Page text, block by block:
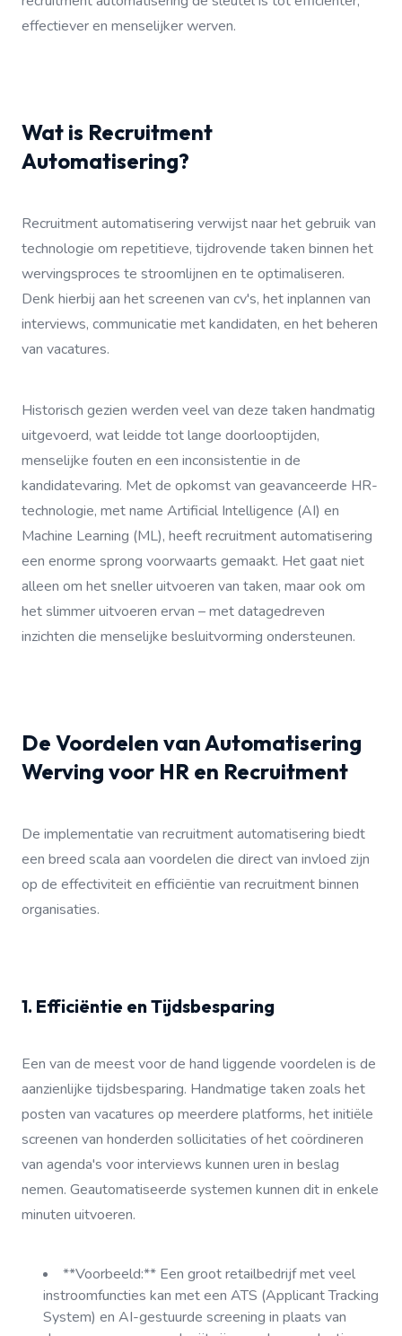
effectiever en menselijker werven.
Wat is Recruitment
Automatisering?
Recruitment automatisering verwijst naar het gebruik van
technologie om repetitieve, tijdrovende taken binnen het
wervingsproces te stroomlijnen en te optimaliseren.
Denk hierbij aan het screenen van cv's, het inplannen van
interviews, communicatie met kandidaten, en het beheren
van vacatures.
Historisch gezien werden veel van deze taken handmatig
uitgevoerd, wat leidde tot lange doorlooptijden,
menselijke fouten en een inconsistentie in de
kandidatevaring. Met de opkomst van geavanceerde HR-
technologie, met name Artificial Intelligence (AI) en
Machine Learning (ML), heeft recruitment automatisering
een enorme sprong voorwaarts gemaakt. Het gaat niet
alleen om het sneller uitvoeren van taken, maar ook om
het slimmer uitvoeren ervan – met datagedreven
inzichten die menselijke besluitvorming ondersteunen.
De Voordelen van Automatisering
Werving voor HR en Recruitment
De implementatie van recruitment automatisering biedt
een breed scala aan voordelen die direct van invloed zijn
op de effectiviteit en efficiëntie van recruitment binnen
organisaties.
1. Efficiëntie en Tijdsbesparing
Een van de meest voor de hand liggende voordelen is de
aanzienlijke tijdsbesparing. Handmatige taken zoals het
posten van vacatures op meerdere platforms, het initiële
screenen van honderden sollicitaties of het coördineren
van agenda's voor interviews kunnen uren in beslag
nemen. Geautomatiseerde systemen kunnen dit in enkele
minuten uitvoeren.
**Voorbeeld:** Een groot retailbedrijf met veel
instroomfuncties kan met een ATS (Applicant Tracking
System) en AI-gestuurde screening in plaats van